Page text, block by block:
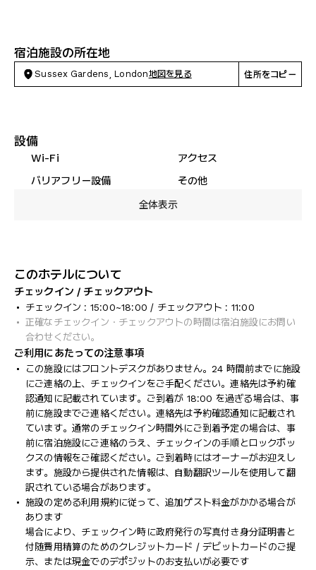
宿泊施設の所在地
Sussex Gardens, London地図を見る 住所をコピー
設備
Wi-Fi
アクセス
バリアフリー設備
その他
全体表示
このホテルについて
チェックイン / チェックアウト
チェックイン : 15:00~18:00 / チェックアウト : 11:00
正確なチェックイン・チェックアウトの時間は宿泊施設にお問い
合わせください。
ご利用にあたっての注意事項
この施設にはフロントデスクがありません。24 時間前までに施設
にご連絡の上、チェックインをご手配ください。連絡先は予約確
認通知に記載されています。ご到着が 18:00 を過ぎる場合は、事
前に施設までご連絡ください。連絡先は予約確認通知に記載され
ています。通常のチェックイン時間外にご到着予定の場合は、事
前に宿泊施設にご連絡のうえ、チェックインの手順とロックボッ
クスの情報をご確認ください。ご到着時にはオーナーがお迎えし
ます。施設から提供された情報は、自動翻訳ツールを使用して翻
訳されている場合があります。
施設の定める利用規約に従って、追加ゲスト料金がかかる場合が
あります
場合により、チェックイン時に政府発行の写真付き身分証明書と
付随費用精算のためのクレジットカード / デビットカードのご提
示、または現金でのデポジットのお支払いが必要です